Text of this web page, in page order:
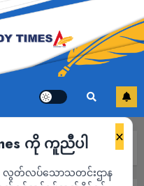
×
ကို ကူညီပါ
တ်လပ်သောသတင်းဌာန
ေးလမ်း”